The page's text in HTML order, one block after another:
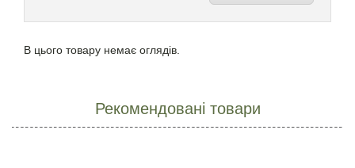
В цього товару немає оглядів.
Рекомендовані товари